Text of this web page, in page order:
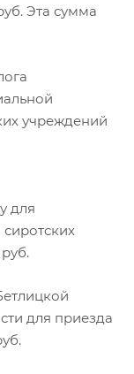
Эта сумма
учреждений
для
для приезда